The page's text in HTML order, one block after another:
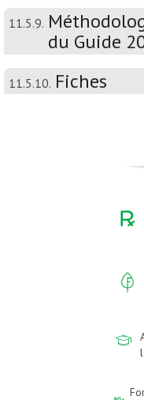
11.5.9.
du Guide
11.5.10. Fiches